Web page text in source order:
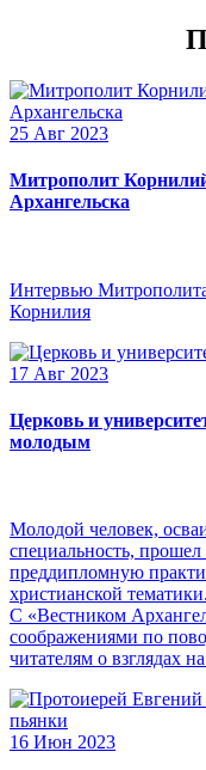
25 Авг 2023
Митрополит
Архангельска
Интервью
Корнилия
17 Авг 2023
Церковь и
молодым
Молодой человек,
специальность,
преддипломную
христианской тематики.
С «Вестником
соображениями по
читателям о взглядах
16 Июн 2023